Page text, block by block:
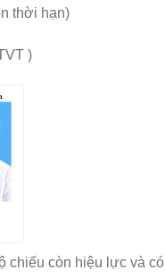
thời hạn)
)
còn hiệu lực và có